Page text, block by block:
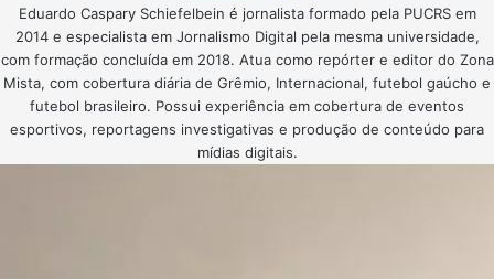
Eduardo Caspary Schiefelbein é jornalista formado pela PUCRS em
2014 e especialista em Jornalismo Digital pela mesma universidade,
com formação concluída em 2018. Atua como repórter e editor do Zona
Mista, com cobertura diária de Grêmio, Internacional, futebol gaúcho e
futebol brasileiro. Possui experiência em cobertura de eventos
esportivos, reportagens investigativas e produção de conteúdo para
mídias digitais.